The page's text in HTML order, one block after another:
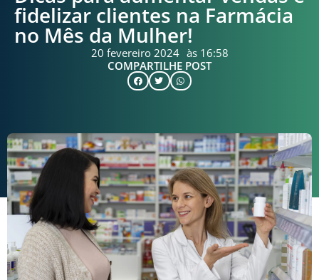
fidelizar clientes na Farmácia
no Mês da Mulher!
20 fevereiro 2024 às 16:58
COMPARTILHE POST